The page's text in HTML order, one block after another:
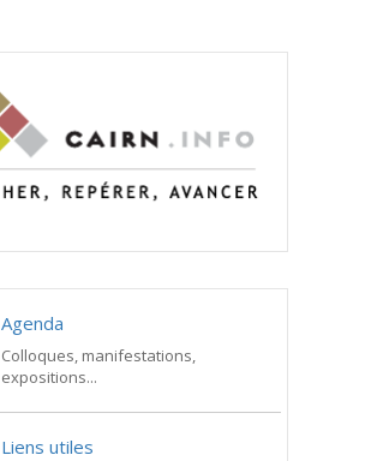
Agenda
Colloques, manifestations,
expositions...
Liens utiles